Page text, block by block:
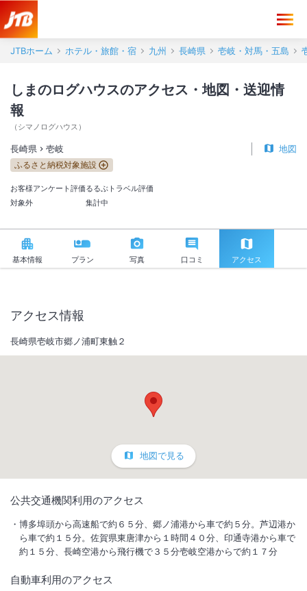
JTBホーム ホテル・旅館・宿 九州 長崎県 壱岐・対馬・五島
しまのログハウスのアクセス・地図・送迎情
報
（ シマノログハウス ）
長崎県 壱岐 地図
ふるさと納税対象施設
お客様アンケート評価
対象外
るるぶトラベル評価
集計中
基本情報 プラン 写真 口コミ アクセス
癒やしと寛ぎの「壱岐なログ」最大10名様ご利用可！BBQやクッキング
ビスあり
アクセス情報
長崎県壱岐市郷ノ浦町東触２
地図で見る
公共交通機関利用のアクセス
博多埠頭から高速船で約６５分、郷ノ浦港から車で約５分。芦辺港か
ら車で約１５分。佐賀県東唐津から１時間４０分、印通寺港から車で
約１５分、長崎空港から飛行機で３５分壱岐空港からで約１７分
自動車利用のアクセス